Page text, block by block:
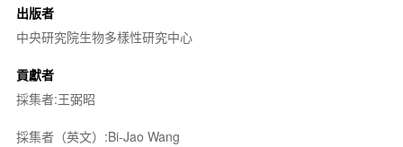
出版者
中央研究院生物多樣性研究中心
貢獻者
採集者:王弼昭
採集者（英文）:Bi-Jao Wang